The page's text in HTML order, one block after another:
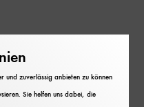
wissen
und zuverlässig anbieten zu können
Sie helfen uns dabei, die